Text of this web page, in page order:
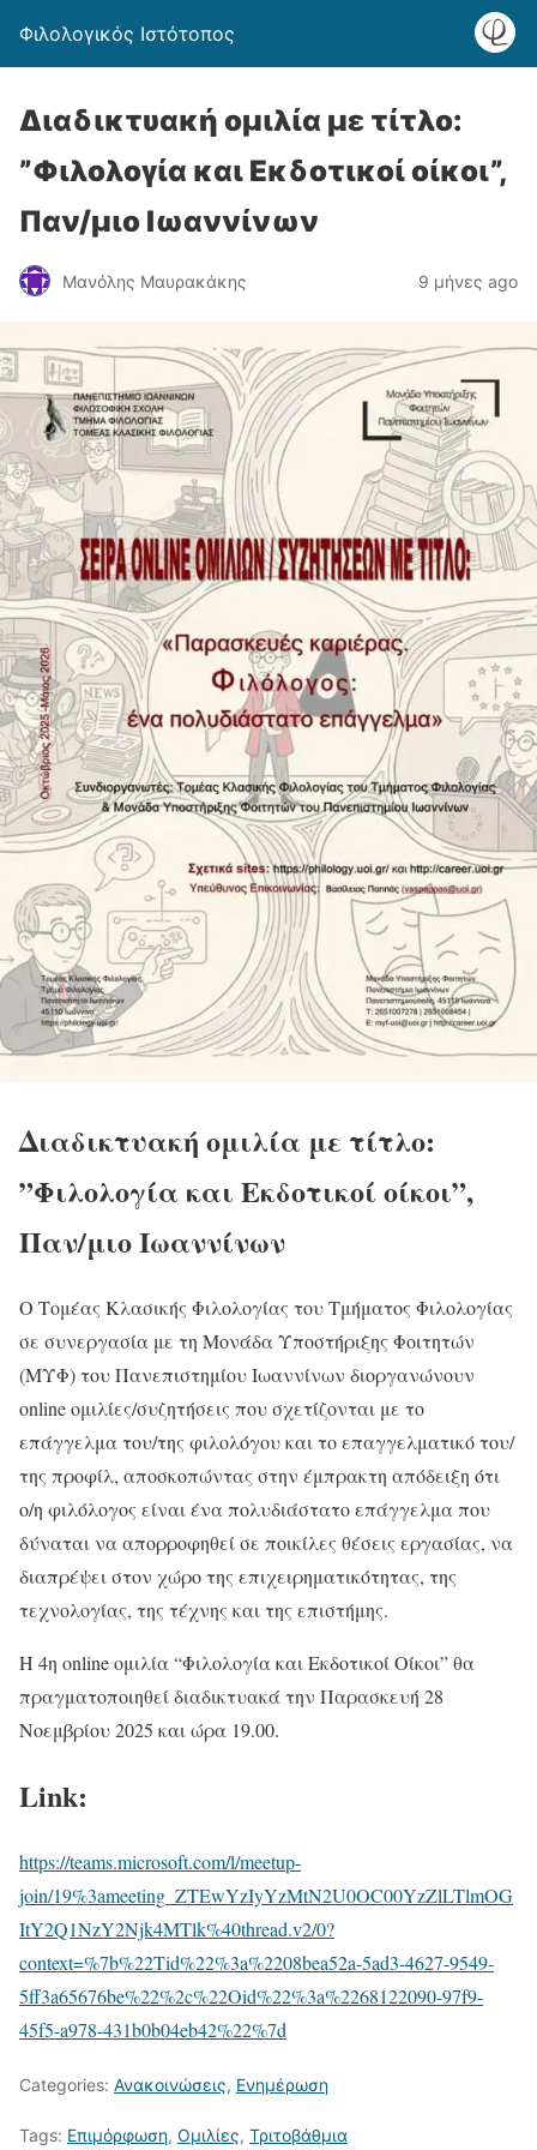
Φιλολογικός Ιστότοπος
Διαδικτυακή ομιλία με τίτλο:
”Φιλολογία και Εκδοτικοί οίκοι”,
Παν/μιο Ιωαννίνων
Μανόλης Μαυρακάκης 9 μήνες ago
Διαδικτυακή ομιλία με τίτλο:
”Φιλολογία και Εκδοτικοί οίκοι”,
Παν/μιο Ιωαννίνων
Ο Τομέας Κλασικής Φιλολογίας του Τμήματος Φιλολογίας
σε συνεργασία με τη Μονάδα Υποστήριξης Φοιτητών
(ΜΥΦ) του Πανεπιστημίου Ιωαννίνων διοργανώνουν
online ομιλίες/συζητήσεις που σχετίζονται με το
επάγγελμα του/της φιλολόγου και το επαγγελματικό του/
της προφίλ, αποσκοπώντας στην έμπρακτη απόδειξη ότι
ο/η φιλόλογος είναι ένα πολυδιάστατο επάγγελμα που
δύναται να απορροφηθεί σε ποικίλες θέσεις εργασίας, να
διαπρέψει στον χώρο της επιχειρηματικότητας, της
τεχνολογίας, της τέχνης και της επιστήμης.
Η 4η online ομιλία “Φιλολογία και Εκδοτικοί Οίκοι” θα
πραγματοποιηθεί διαδικτυακά την Παρασκευή 28
Νοεμβρίου 2025 και ώρα 19.00.
Link:
https://teams.microsoft.com/l/meetup-
join/19%3ameeting_ZTEwYzIyYzMtN2U0OC00YzZlLTlmOG
ItY2Q1NzY2Njk4MTlk%40thread.v2/0?
context=%7b%22Tid%22%3a%2208bea52a-5ad3-4627-9549-
5ff3a65676be%22%2c%22Oid%22%3a%2268122090-97f9-
45f5-a978-431b0b04eb42%22%7d
Categories: Ανακοινώσεις, Ενημέρωση
Tags: Επιμόρφωση, Ομιλίες, Τριτοβάθμια